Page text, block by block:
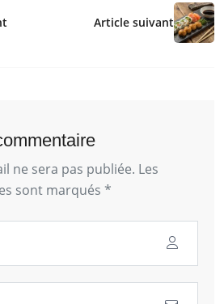
Article suivant
ne sera pas publiée. Les
sont marqués *